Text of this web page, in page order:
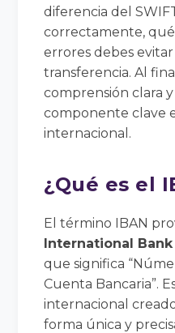
diferencia del
correctamente, qué
errores debes
transferencia. Al
comprensión clara
componente clave
internacional.
¿Qué es el
El término IBAN
International
que significa
Cuenta Bancaria”.
internacional
forma única y